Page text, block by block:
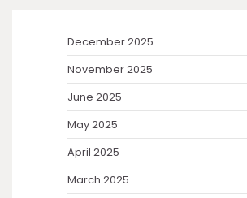
December 2025
November 2025
June 2025
May 2025
April 2025
March 2025